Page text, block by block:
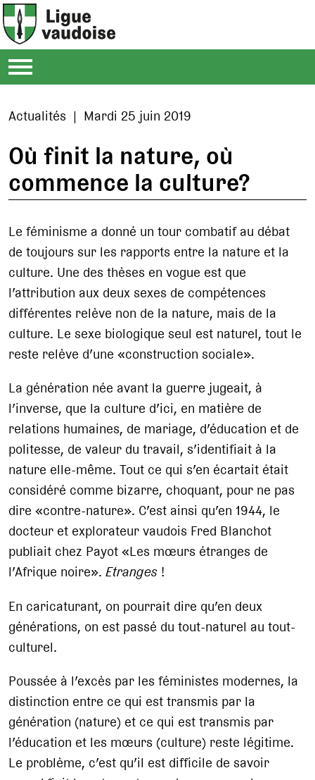
Actualités | Mardi 25 juin 2019
Où finit la nature, où
commence la culture?
Le féminisme a donné un tour combatif au débat
de toujours sur les rapports entre la nature et la
culture. Une des thèses en vogue est que
l’attribution aux deux sexes de compétences
différentes relève non de la nature, mais de la
culture. Le sexe biologique seul est naturel, tout le
reste relève d’une «construction sociale».
La génération née avant la guerre jugeait, à
l’inverse, que la culture d’ici, en matière de
relations humaines, de mariage, d’éducation et de
politesse, de valeur du travail, s’identifiait à la
nature elle-même. Tout ce qui s’en écartait était
considéré comme bizarre, choquant, pour ne pas
dire «contre-nature». C’est ainsi qu’en 1944, le
docteur et explorateur vaudois Fred Blanchot
publiait chez Payot «Les mœurs étranges de
l’Afrique noire».Etranges !
En caricaturant, on pourrait dire qu’en deux
générations, on est passé du tout-naturel au tout-
culturel.
Poussée à l’excès par les féministes modernes, la
distinction entre ce qui est transmis par la
génération (nature) et ce qui est transmis par
l’éducation et les mœurs (culture) reste légitime.
Le problème, c’est qu’il est difficile de savoir